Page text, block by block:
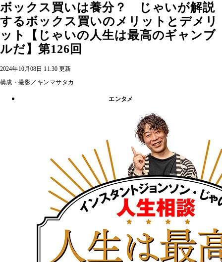
ボックス買いは養分？ じゃいが解説
するボックス買いのメリットとデメリ
ット【じゃいの人生は最高のギャンブ
ルだ】第126回
2024年10月08日 11:30 更新
構成・撮影／キンマサタカ
エンタメ